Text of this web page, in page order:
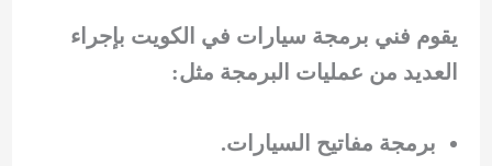
يقوم فني برمجة سيارات في الكويت بإجراء
العديد من عمليات البرمجة مثل:
برمجة مفاتيح السيارات.